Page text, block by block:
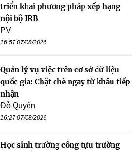
triển khai phương pháp xếp hạng
nội bộ IRB
PV
16:57 07/08/2026
Quản lý vụ việc trên cơ sở dữ liệu
quốc gia: Chặt chẽ ngay từ khâu tiếp
nhận
Đỗ Quyên
16:27 07/08/2026
Học sinh trường công tựu trường